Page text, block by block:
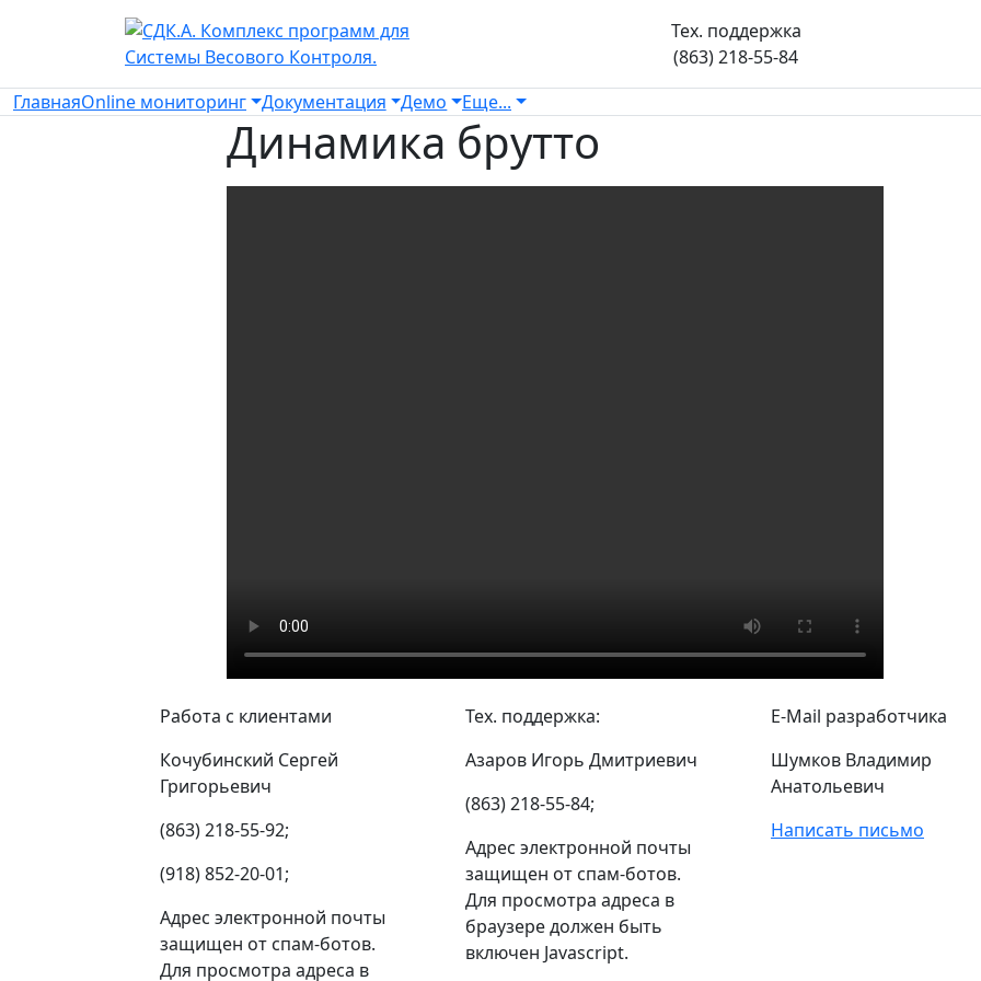
Тех. поддержка
(863) 218-55-84
ГлавнаяOnline мониторинг Документация Демо Еще...
Динамика брутто
Работа с клиентами
Кочубинский Сергей
Григорьевич
(863) 218-55-92;
(918) 852-20-01;
Адрес электронной почты
защищен от спам-ботов.
Для просмотра адреса в
Тех. поддержка:
Азаров Игорь Дмитриевич
(863) 218-55-84;
Адрес электронной почты
защищен от спам-ботов.
Для просмотра адреса в
браузере должен быть
включен Javascript.
E-Mail разработчика
Шумков Владимир
Анатольевич
Написать письмо